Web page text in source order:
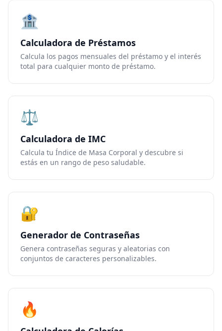
🏦
Calculadora de Préstamos
Calcula los pagos mensuales del préstamo y el interés
total para cualquier monto de préstamo.
⚖️
Calculadora de IMC
Calcula tu Índice de Masa Corporal y descubre si
estás en un rango de peso saludable.
🔐
Generador de Contraseñas
Genera contraseñas seguras y aleatorias con
conjuntos de caracteres personalizables.
🔥